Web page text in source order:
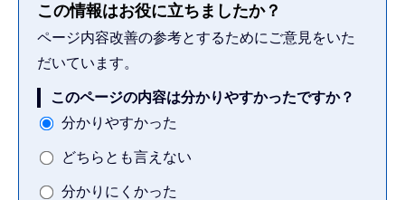
この情報はお役に立ちましたか？
ページ内容改善の参考とするためにご意見をいた
だいています。
このページの内容は分かりやすかったですか？
分かりやすかった
どちらとも言えない
分かりにくかった